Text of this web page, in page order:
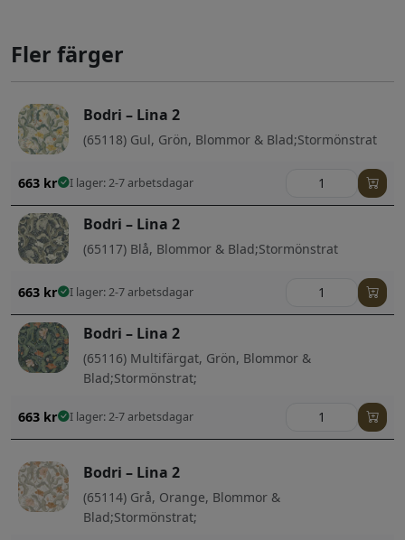
Fler färger
Bodri – Lina 2
(65118) Gul, Grön, Blommor & Blad;Stormönstrat
663 kr I lager: 2-7 arbetsdagar
Bodri – Lina 2
(65117) Blå, Blommor & Blad;Stormönstrat
663 kr I lager: 2-7 arbetsdagar
Bodri – Lina 2
(65116) Multifärgat, Grön, Blommor &
Blad;Stormönstrat;
663 kr I lager: 2-7 arbetsdagar
Bodri – Lina 2
(65114) Grå, Orange, Blommor &
Blad;Stormönstrat;